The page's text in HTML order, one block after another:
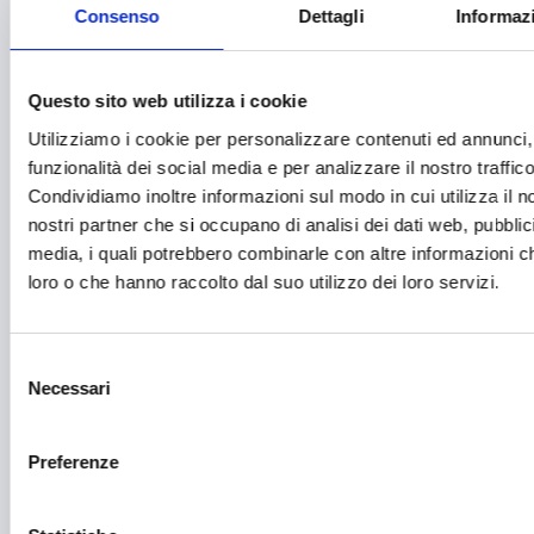
Consenso Dettagli
Questo sito web utilizza i cookie
Utilizziamo i cookie per personalizzare contenuti ed
funzionalità dei social media e per analizzare il nostro
Condividiamo inoltre informazioni sul modo in cui utilizza il
nostri partner che si occupano di analisi dei dati web,
media, i quali potrebbero combinarle con altre informazioni
loro o che hanno raccolto dal suo utilizzo dei loro servizi.
delNecessari
Preferenze
Editoria e informazione
Emittenti radiofoniche
Energie Rinnovabili
Farmaceutico
Farmacia e/o chimica
Fashion
Festival e mostre
Fiere ed eventi
Fotovoltaico